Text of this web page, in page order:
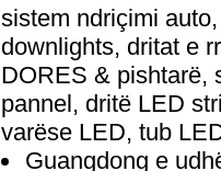
sistem ndriçimi
downlights, dritat e
DORES & pishtarë,
pannel, dritë LED
varëse LED, tub
Guangdong e